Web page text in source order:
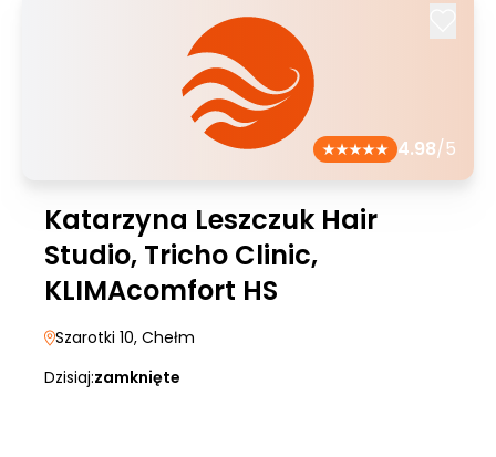
4.98/5
Katarzyna Leszczuk Hair
Studio, Tricho Clinic,
KLIMAcomfort HS
Szarotki 10, Chełm
Dzisiaj:zamknięte